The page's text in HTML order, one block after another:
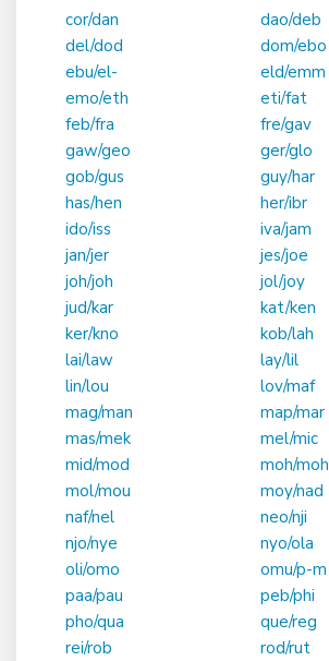
cor/dan
dao/deb
del/dod
dom/ebo
ebu/el-
eld/emm
emo/eth
eti/fat
feb/fra
fre/gav
gaw/geo
ger/glo
gob/gus
guy/har
has/hen
her/ibr
ido/iss
iva/jam
jan/jer
jes/joe
joh/joh
jol/joy
jud/kar
kat/ken
ker/kno
kob/lah
lai/law
lay/lil
lin/lou
lov/maf
mag/man
map/mar
mas/mek
mel/mic
mid/mod
moh/moh
mol/mou
moy/nad
naf/nel
neo/nji
njo/nye
nyo/ola
oli/omo
omu/p-m
paa/pau
peb/phi
pho/qua
que/reg
rei/rob
rod/rut